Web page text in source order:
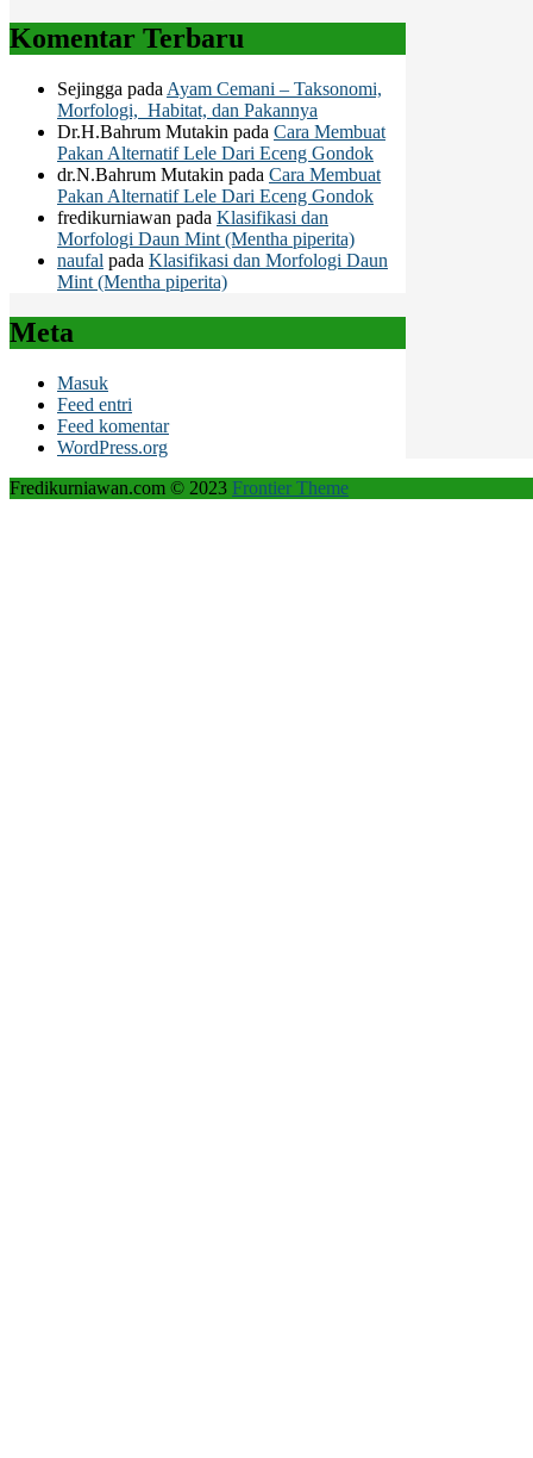
Komentar Terbaru
Sejingga pada Ayam Cemani – Taksonomi,
Morfologi, Habitat, dan Pakannya
Dr.H.Bahrum Mutakin pada Cara Membuat
Pakan Alternatif Lele Dari Eceng Gondok
dr.N.Bahrum Mutakin pada Cara Membuat
Pakan Alternatif Lele Dari Eceng Gondok
fredikurniawan pada Klasifikasi dan
Morfologi Daun Mint (Mentha piperita)
naufal pada Klasifikasi dan Morfologi Daun
Mint (Mentha piperita)
Meta
Masuk
Feed entri
Feed komentar
WordPress.org
Fredikurniawan.com © 2023 Frontier Theme